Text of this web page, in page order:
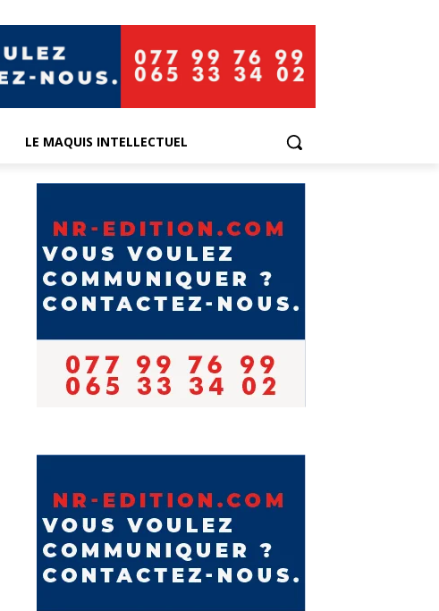
LE MAQUIS INTELLECTUEL